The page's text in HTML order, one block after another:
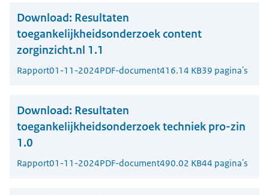
Download: Resultaten
toegankelijkheidsonderzoek content
zorginzicht.nl 1.1
Rapport01-11-2024PDF-document416.14 KB39 pagina's
Download: Resultaten
toegankelijkheidsonderzoek techniek pro-zin
1.0
Rapport01-11-2024PDF-document490.02 KB44 pagina's